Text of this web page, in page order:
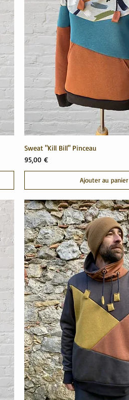
Sweat "Kill Bill" Pinceau
Prix
95,00 €
Ajouter au panier